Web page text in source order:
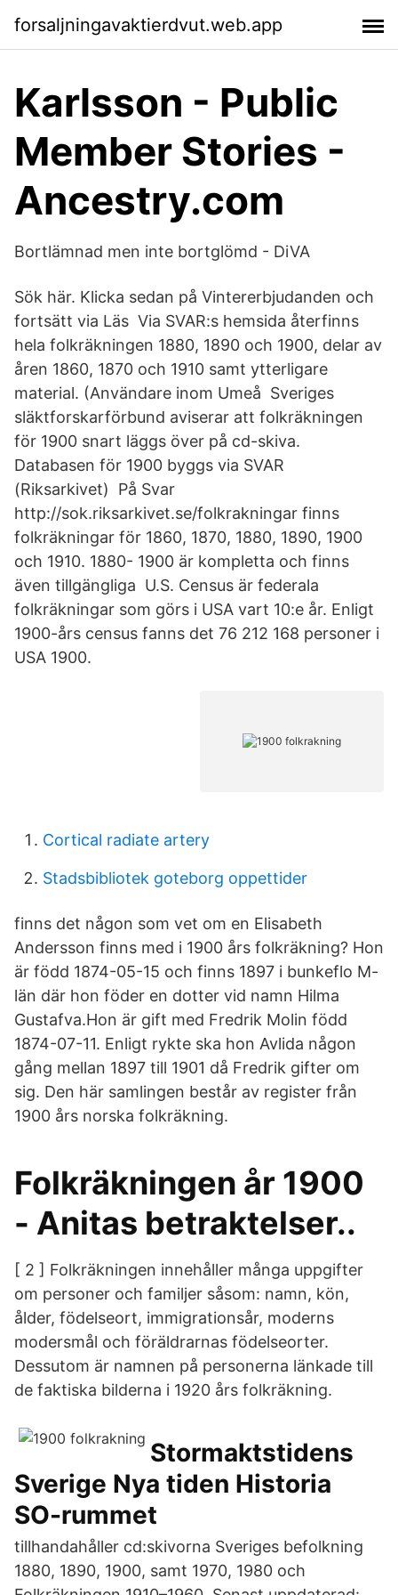
forsaljningavaktierdvut.web.app
Karlsson - Public
Member Stories -
Ancestry.com
Bortlämnad men inte bortglömd - DiVA
Sök här. Klicka sedan på Vintererbjudanden och
fortsätt via Läs Via SVAR:s hemsida återfinns
hela folkräkningen 1880, 1890 och 1900, delar av
åren 1860, 1870 och 1910 samt ytterligare
material. (Användare inom Umeå Sveriges
släktforskarförbund aviserar att folkräkningen
för 1900 snart läggs över på cd-skiva.
Databasen för 1900 byggs via SVAR
(Riksarkivet) På Svar
http://sok.riksarkivet.se/folkrakningar finns
folkräkningar för 1860, 1870, 1880, 1890, 1900
och 1910. 1880- 1900 är kompletta och finns
även tillgängliga U.S. Census är federala
folkräkningar som görs i USA vart 10:e år. Enligt
1900-års census fanns det 76 212 168 personer i
USA 1900.
Cortical radiate artery
Stadsbibliotek goteborg oppettider
finns det någon som vet om en Elisabeth
Andersson finns med i 1900 års folkräkning? Hon
är född 1874-05-15 och finns 1897 i bunkeflo M-
län där hon föder en dotter vid namn Hilma
Gustafva.Hon är gift med Fredrik Molin född
1874-07-11. Enligt rykte ska hon Avlida någon
gång mellan 1897 till 1901 då Fredrik gifter om
sig. Den här samlingen består av register från
1900 års norska folkräkning.
Folkräkningen år 1900
- Anitas betraktelser..
[ 2 ] Folkräkningen innehåller många uppgifter
om personer och familjer såsom: namn, kön,
ålder, födelseort, immigrationsår, moderns
modersmål och föräldrarnas födelseorter.
Dessutom är namnen på personerna länkade till
de faktiska bilderna i 1920 års folkräkning.
Stormaktstidens
Sverige Nya tiden Historia
SO-rummet
tillhandahåller cd:skivorna Sveriges befolkning
1880, 1890, 1900, samt 1970, 1980 och